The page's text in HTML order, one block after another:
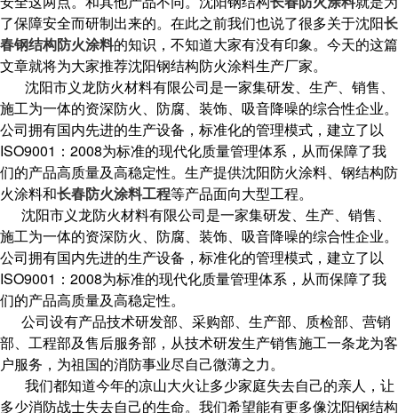
了保障安全而研制出来的。在此之前我们也说了很多关于沈阳长
春钢结构防火涂料的知识，不知道大家有没有印象。今天的这篇
文章就将为大家推荐沈阳钢结构防火涂料生产厂家。
沈阳市义龙防火材料有限公司是一家集研发、生产、销售、
施工为一体的资深防火、防腐、装饰、吸音降噪的综合性企业。
公司拥有国内先进的生产设备，标准化的管理模式，建立了以
ISO9001：2008为标准的现代化质量管理体系，从而保障了我
们的产品高质量及高稳定性。生产提供沈阳防火涂料、钢结构防
火涂料和长春防火涂料工程等产品面向大型工程。
沈阳市义龙防火材料有限公司是一家集研发、生产、销售、
施工为一体的资深防火、防腐、装饰、吸音降噪的综合性企业。
公司拥有国内先进的生产设备，标准化的管理模式，建立了以
ISO9001：2008为标准的现代化质量管理体系，从而保障了我
们的产品高质量及高稳定性。
公司设有产品技术研发部、采购部、生产部、质检部、营销
部、工程部及售后服务部，从技术研发生产销售施工一条龙为客
户服务，为祖国的消防事业尽自己微薄之力。
我们都知道今年的凉山大火让多少家庭失去自己的亲人，让
多少消防战士失去自己的生命。我们希望能有更多像沈阳钢结构